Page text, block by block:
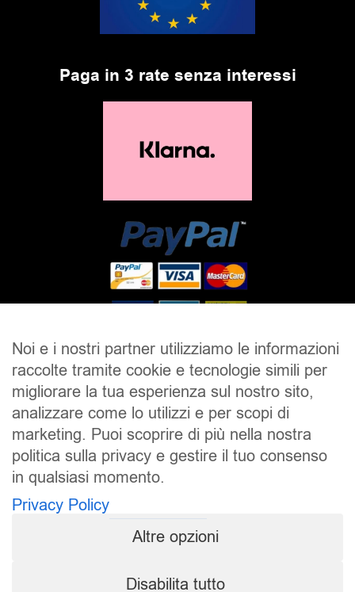
Paga in 3 rate senza interessi
SALDI UOMO DONNA UNISEX
ACCESSORI BRAND CONTATTI
CHI SIAMO
SPEDIZIONE E RESI
Pierrot S.r.l.
Pierrot – All Copyright reserved – 1983/2024
Noi e i nostri partner utilizziamo le informazioni
raccolte tramite cookie e tecnologie simili per
migliorare la tua esperienza sul nostro sito,
analizzare come lo utilizzi e per scopi di
marketing. Puoi scoprire di più nella nostra
politica sulla privacy e gestire il tuo consenso
in qualsiasi momento.
Privacy Policy
Altre opzioni
Disabilita tutto